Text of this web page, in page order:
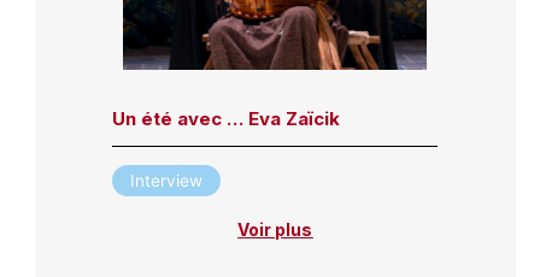
Un été avec … Eva Zaïcik
Interview
Voir plus